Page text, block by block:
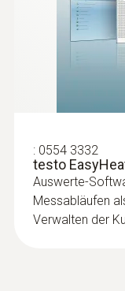
: 0554 3332
testo
Auswerte-
Messabläufen
Verwalten der